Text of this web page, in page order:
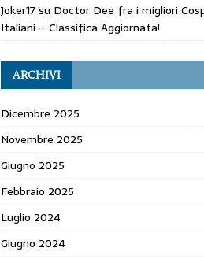
Joker17su Doctor Dee fra i migliori
Italiani – Classifica Aggiornata!
ARCHIVI
Dicembre 2025
Novembre 2025
Giugno 2025
Febbraio 2025
Luglio 2024
Giugno 2024